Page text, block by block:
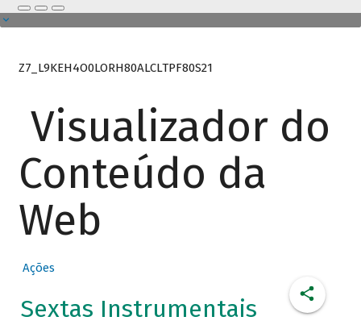
Z7_L9KEH4O0LORH80ALCLTPF80S21
Visualizador do
Conteúdo da
Web
Ações
Sextas Instrumentais